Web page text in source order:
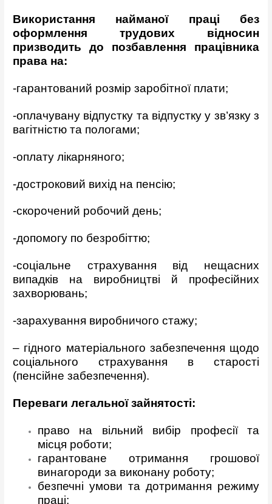
Використання найманої праці без
оформлення трудових відносин
призводить до позбавлення працівника
права на:
-гарантований розмір заробітної плати;
-оплачувану відпустку та відпустку у зв’язку з
вагітністю та пологами;
-оплату лікарняного;
-достроковий вихід на пенсію;
-скорочений робочий день;
-допомогу по безробіттю;
-соціальне страхування від нещасних
випадків на виробництві й професійних
захворювань;
-зарахування виробничого стажу;
– гідного матеріального забезпечення щодо
соціального страхування в старості
(пенсійне забезпечення).
Переваги легальної зайнятості:
право на вільний вибір професії та
місця роботи;
гарантоване отримання грошової
винагороди за виконану роботу;
безпечні умови та дотримання режиму
праці;